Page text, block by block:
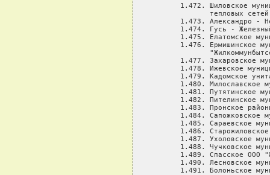
1.472. Шиловское
              тепловых сетей
1.473. Александро -
1.474. Гусь -
1.475. Елатомское
1.476. Ермишинское
1.477. Захаровское
1.478. Ижевское
1.479. Кадомское
1.480. Милославское
1.481. Путятинское
1.482. Пителинское
1.483. Пронское
1.484. Сапожковское
1.485. Сараевское
1.486.
1.487. Ухоловское
1.488. Чучковское
1.489. Спасское ООО
1.490. Лесновское
1.491. Болоньское